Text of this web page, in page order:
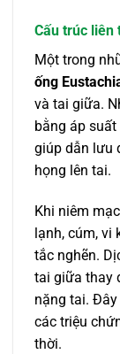
Cấu trúc liên
Một trong
ống
và tai giữa.
bằng áp
giúp dẫn lưu
họng lên tai.
Khi niêm
lạnh, cúm, vi
tắc nghẽn.
tai giữa thay
nặng tai.
các triệu
thời.